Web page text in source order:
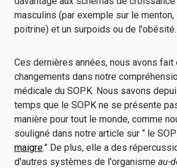
masculins (par exemple sur le menton,
poitrine) et un surpoids ou de l'obésité.
Ces dernières années, nous avons
changements dans notre
médicale du SOPK. Nous savons
temps que le SOPK ne se présente
manière pour tout le monde, comme
souligné dans notre article sur “ le
maigre.” De plus, elle a des
d'autres systèmes de l'organisme au-